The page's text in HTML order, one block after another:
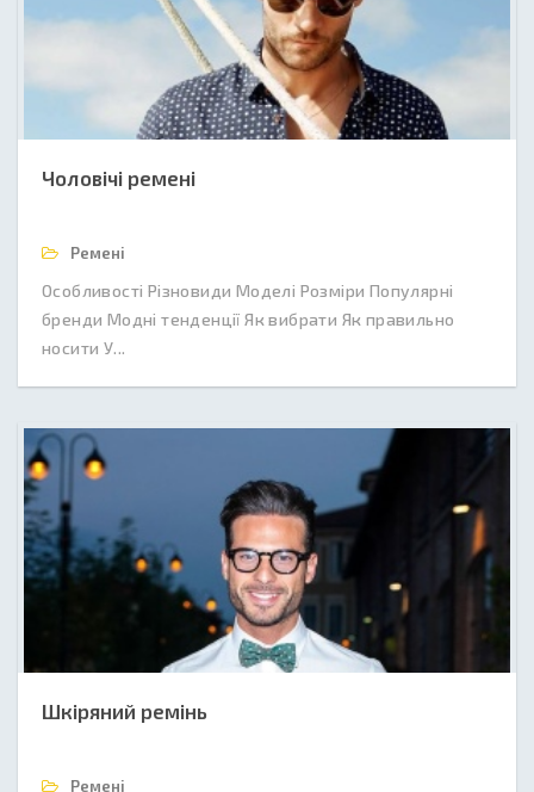
Чоловічі ремені
Ремені
Особливості Різновиди Моделі Розміри Популярні
бренди Модні тенденції Як вибрати Як правильно
носити У...
Шкіряний ремінь
Ремені